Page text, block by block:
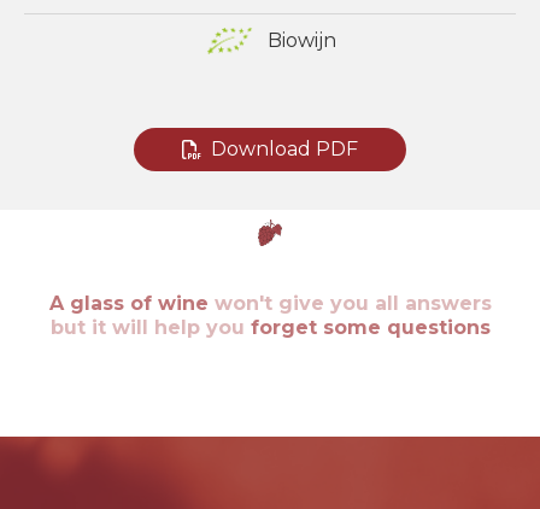
Biowijn
Download PDF
A glass of wine won't give you all answers
but it will help you forget some questions